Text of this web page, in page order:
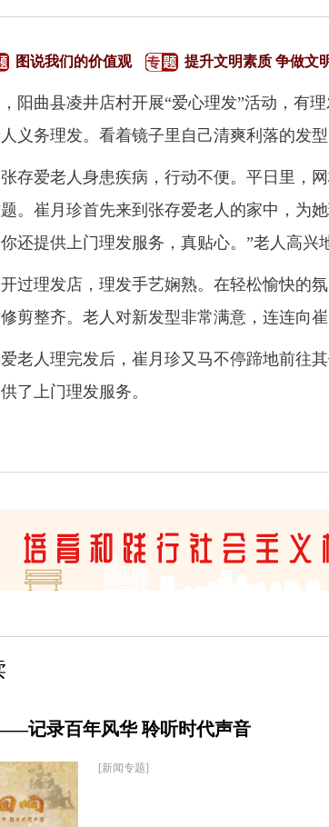
图说我们的价值观 提升文明素质 争做文
曲县凌井店村开展“爱心理发”活动，有理
义务理发。看着镜子里自己清爽利落的发
爱老人身患疾病，行动不便。平日里，网
。崔月珍首先来到张存爱老人的家中，为
还提供上门理发服务，真贴心。”老人高兴
理发店，理发手艺娴熟。在轻松愉快的氛
剪整齐。老人对新发型非常满意，连连向崔
人理完发后，崔月珍又马不停蹄地前往其
了上门理发服务。
记录百年风华 聆听时代声音
[新闻专题]